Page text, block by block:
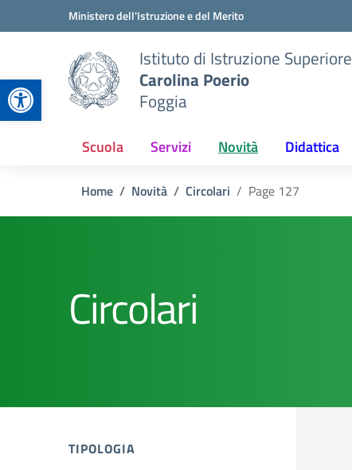
Apri la barra degli strumenti
Vai ai contenuti
Vai al menu di navigazioneMinistero dell'Istruzione e del Merito
Istituto di Istruzione Superiore
Carolina Poerio
Foggia
Scuola Servizi Novità Didattica
Home Novità Circolari Page 127
Circolari
TIPOLOGIA